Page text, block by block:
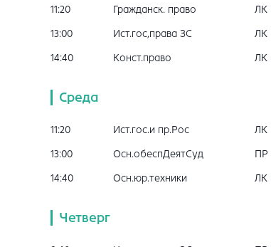
11:20 Гражданск. право ЛК
13:00 Ист.гос,права ЗС ЛК
14:40 Конст.право ЛК
Среда
11:20 Ист.гос.и пр.Рос ЛК
13:00 Осн.обеспДеятСуд ПР
14:40 Осн.юр.техники ЛК
Четверг